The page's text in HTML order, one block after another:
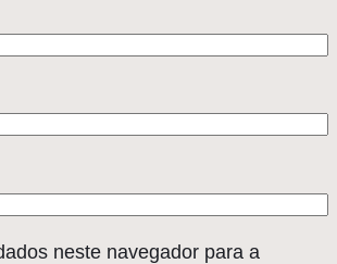
neste navegador para a